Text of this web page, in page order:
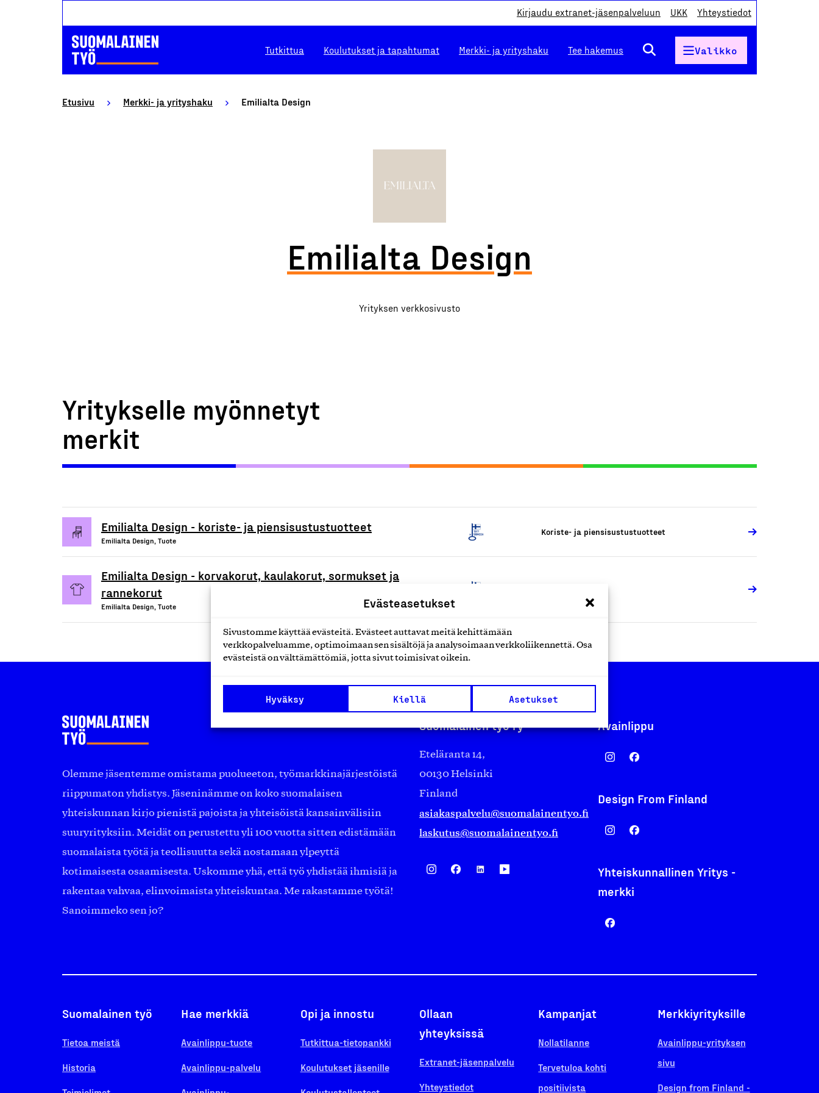
Evästeasetukset
Sivustomme käyttää evästeitä. Evästeet auttavat meitä kehittämään
verkkopalveluamme, optimoimaan sen sisältöjä ja analysoimaan verkkoliikennettä. Osa
evästeistä on välttämättömiä, jotta sivut toimisivat oikein.
Hyväksy Kiellä Asetukset
Kirjaudu extranet-jäsenpalveluun UKK Yhteystiedot
Tutkittua Koulutukset ja tapahtumat Merkki- ja yrityshaku Tee hakemus Valikko
Etusivu Merkki- ja yrityshaku Emilialta Design
Emilialta Design
Yrityksen verkkosivusto
Yritykselle myönnetyt
merkit
Emilialta Design - koriste- ja piensisustustuotteet
Emilialta Design, Tuote
Koriste- ja piensisustustuotteet
Emilialta Design - korvakorut, kaulakorut, sormukset ja
rannekorut
Emilialta Design, Tuote
Olemme jäsentemme omistama puolueeton, työmarkkinajärjestöistä
riippumaton yhdistys. Jäseninämme on koko suomalaisen
yhteiskunnan kirjo pienistä pajoista ja yhteisöistä kansainvälisiin
suuryrityksiin. Meidät on perustettu yli 100 vuotta sitten edistämään
suomalaista työtä ja teollisuutta sekä nostamaan ylpeyttä
kotimaisesta osaamisesta. Uskomme yhä, että työ yhdistää ihmisiä ja
rakentaa vahvaa, elinvoimaista yhteiskuntaa. Me rakastamme työtä!
Sanoimmeko sen jo?
Suomalainen työ ry
Eteläranta 14,
00130 Helsinki
Finland
asiakaspalvelu@suomalainentyo.fi
laskutus@suomalainentyo.fi
Avainlippu
Design From Finland
Yhteiskunnallinen Yritys -
merkki
Suomalainen työ
Tietoa meistä
Historia
Hae merkkiä
Avainlippu-tuote
Avainlippu-palvelu
Opi ja innostu
Tutkittua-tietopankki
Koulutukset jäsenille
Ollaan
yhteyksissä
Extranet-jäsenpalvelu
Yhteystiedot
Kampanjat
Nollatilanne
Tervetuloa kohti
positiivista
Merkkiyrityksille
Avainlippu-yrityksen
sivu
Design from Finland -